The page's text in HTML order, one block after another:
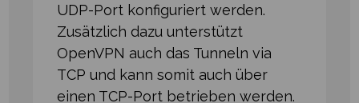
UDP-Port konfiguriert werden.
Zusätzlich dazu unterstützt
OpenVPN auch das Tunneln via
TCP und kann somit auch über
einen TCP-Port betrieben werden.